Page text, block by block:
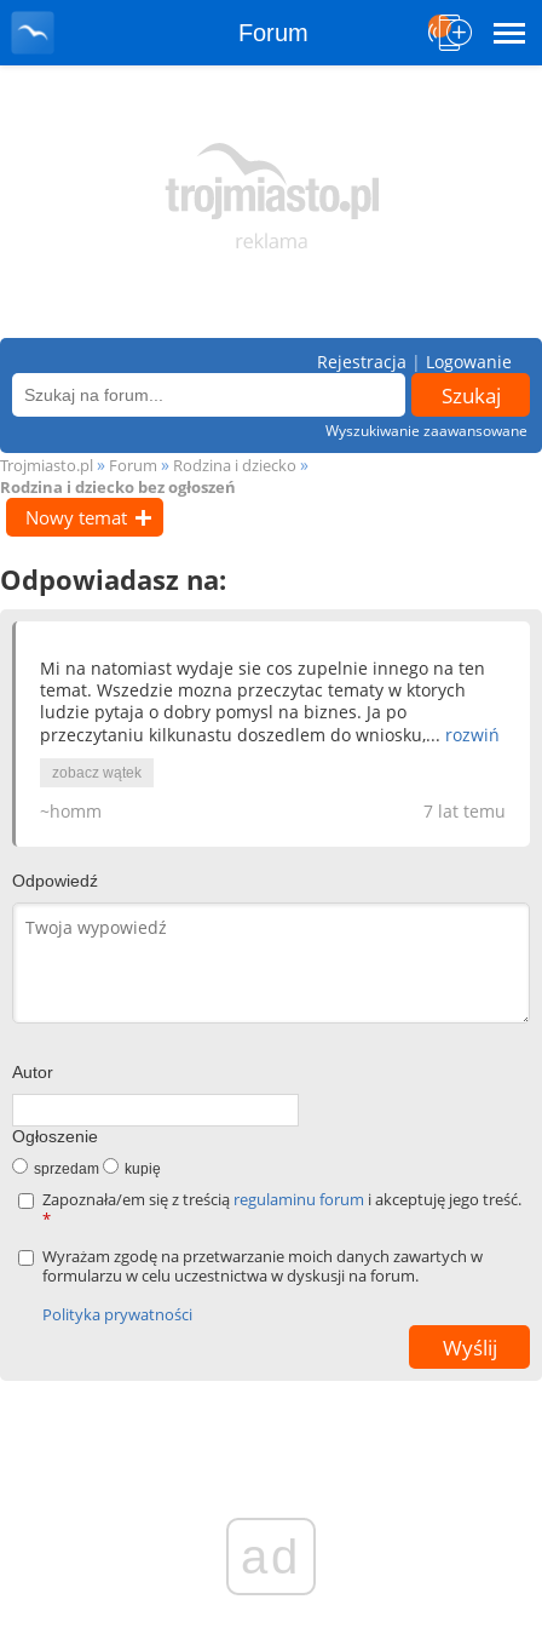
Forum
Wyszukiwanie zaawansowane
Rejestracja | Logowanie
Trojmiasto.pl » Forum » Rodzina i dziecko »
Rodzina i dziecko bez ogłoszeń
Nowy temat
Odpowiadasz na:
Mi na natomiast wydaje sie cos zupelnie innego na ten
temat. Wszedzie mozna przeczytac tematy w ktorych
ludzie pytaja o dobry pomysl na biznes. Ja po
przeczytaniu kilkunastu doszedlem do wniosku,... rozwiń
zobacz wątek
7 lat temu
~homm
Odpowiedź
Autor
Ogłoszenie
sprzedam kupię
Zapoznała/em się z treścią regulaminu forum i akceptuję jego treść.
*
Wyrażam zgodę na przetwarzanie moich danych zawartych w
formularzu w celu uczestnictwa w dyskusji na forum.
Polityka prywatności
ad